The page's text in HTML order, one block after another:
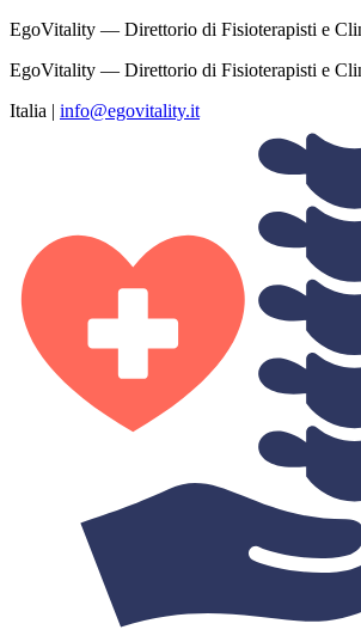
EgoVitality — Direttorio di Fisioterapisti e
EgoVitality — Direttorio di Fisioterapisti e
Italia | info@egovitality.it